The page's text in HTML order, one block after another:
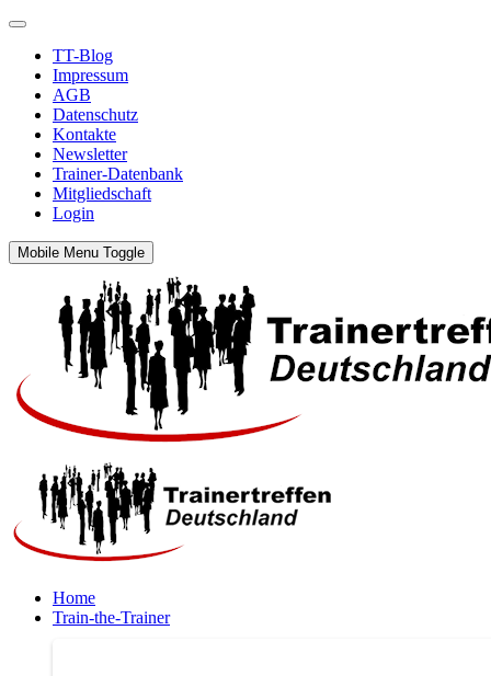
TT-Blog
Impressum
AGB
Datenschutz
Kontakte
Newsletter
Trainer-Datenbank
Mitgliedschaft
Login
Mobile Menu Toggle
Home
Train-the-Trainer